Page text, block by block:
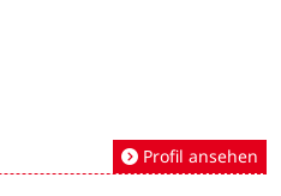
Profil ansehen